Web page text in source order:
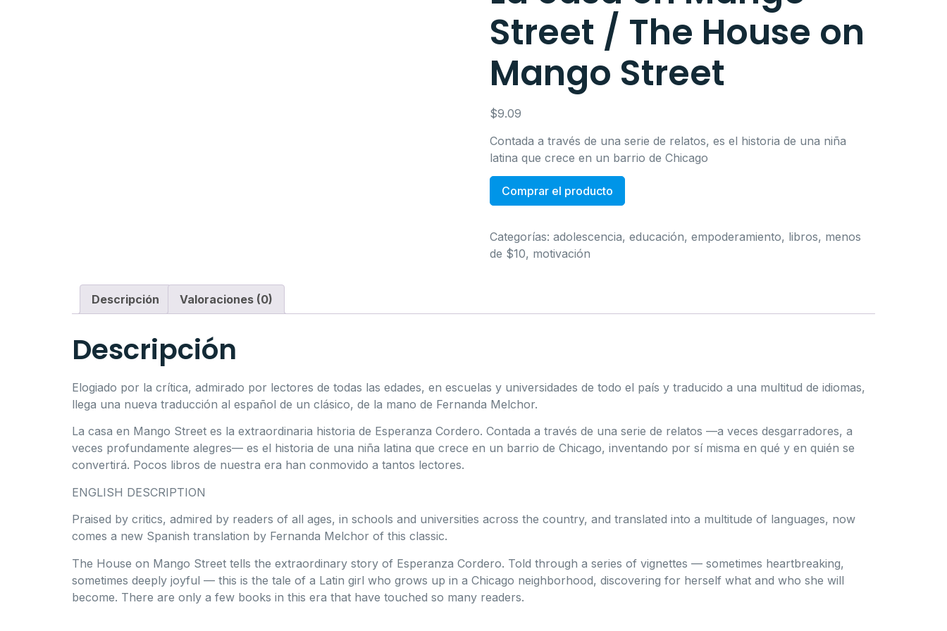
Street / The House on
Mango Street
$9.09
Contada a través de una serie de relatos, es el historia de una niña
latina que crece en un barrio de Chicago
Comprar el producto
Categorías: adolescencia, educación, empoderamiento, libros, menos
de $10, motivación
Descripción Valoraciones (0)
Descripción
Elogiado por la crítica, admirado por lectores de todas las edades, en escuelas y universidades de todo el país y traducido a una multitud de idiomas,
llega una nueva traducción al español de un clásico, de la mano de Fernanda Melchor.
La casa en Mango Street es la extraordinaria historia de Esperanza Cordero. Contada a través de una serie de relatos —a veces desgarradores, a
veces profundamente alegres— es el historia de una niña latina que crece en un barrio de Chicago, inventando por sí misma en qué y en quién se
convertirá. Pocos libros de nuestra era han conmovido a tantos lectores.
ENGLISH DESCRIPTION
Praised by critics, admired by readers of all ages, in schools and universities across the country, and translated into a multitude of languages, now
comes a new Spanish translation by Fernanda Melchor of this classic.
The House on Mango Street tells the extraordinary story of Esperanza Cordero. Told through a series of vignettes — sometimes heartbreaking,
sometimes deeply joyful — this is the tale of a Latin girl who grows up in a Chicago neighborhood, discovering for herself what and who she will
become. There are only a few books in this era that have touched so many readers.